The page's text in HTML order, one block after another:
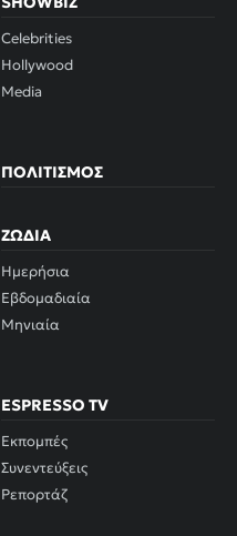
Celebrities
Hollywood
Media
ΠΟΛΙΤΙΣΜΌΣ
ΖΏΔΙΑ
Ημερήσια
Εβδομαδιαία
Μηνιαία
ESPRESSO TV
Εκπομπές
Συνεντεύξεις
Ρεπορτάζ